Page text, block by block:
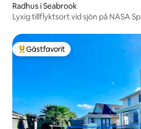
Radhus i Seabrook
Lyxig tillflyktsort vid sjön på NASA
Populär gästfavorit
Gästfavorit